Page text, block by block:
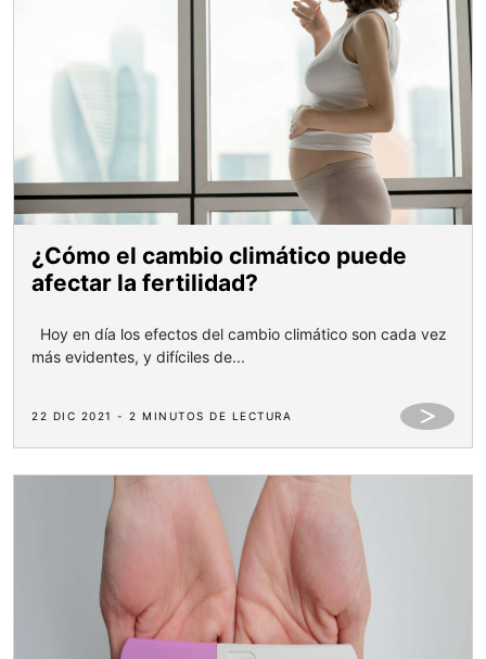
¿Cómo el cambio climático puede
afectar la fertilidad?
Hoy en día los efectos del cambio climático son cada vez
más evidentes, y difíciles de...
22 DIC 2021 - 2 MINUTOS DE LECTURA